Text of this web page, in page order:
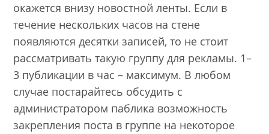
окажется внизу новостной ленты. Если в
течение нескольких часов на стене
появляются десятки записей, то не стоит
рассматривать такую группу для рекламы. 1–
3 публикации в час – максимум. В любом
случае постарайтесь обсудить с
администратором паблика возможность
закрепления поста в группе на некоторое